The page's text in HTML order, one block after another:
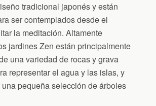
tradicional japonés y están
ser contemplados desde el
la meditación. Altamente
jardines Zen están principalmente
una variedad de rocas y grava
representar el agua y las islas, y
pequeña selección de árboles